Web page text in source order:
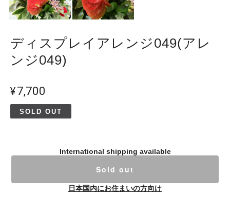
ディスプレイアレンジ049(アレ
ンジ049)
¥7,700
SOLD OUT
International shipping available
Sold out
日本国内にお住まいの方向け